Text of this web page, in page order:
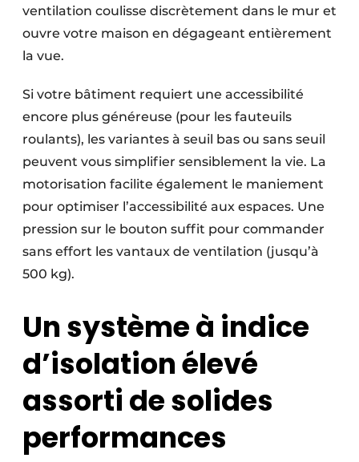
ventilation coulisse discrètement dans le mur et
ouvre votre maison en dégageant entièrement
la vue.
Si votre bâtiment requiert une accessibilité
encore plus généreuse (pour les fauteuils
roulants), les variantes à seuil bas ou sans seuil
peuvent vous simplifier sensiblement la vie. La
motorisation facilite également le maniement
pour optimiser l’accessibilité aux espaces. Une
pression sur le bouton suffit pour commander
sans effort les vantaux de ventilation (jusqu’à
500 kg).
Un système à indice
d’isolation élevé
assorti de solides
performances